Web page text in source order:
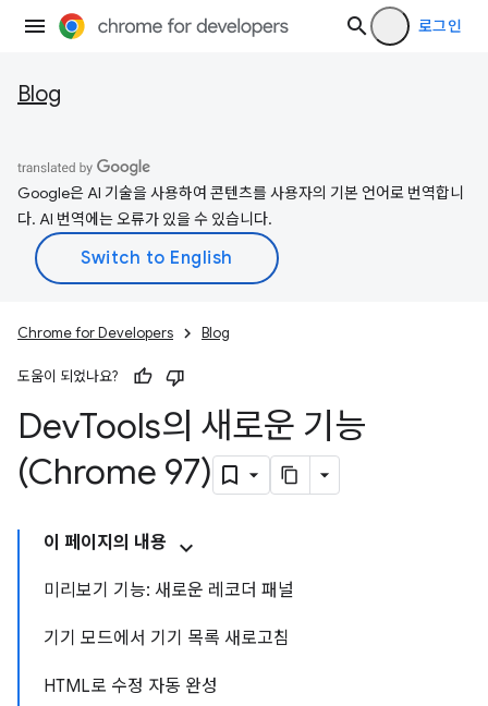
로그인
Blog
Google은 AI 기술을 사용하여 콘텐츠를 사용자의 기본 언어로 번역합니
다. AI 번역에는 오류가 있을 수 있습니다.
Chrome for Developers Blog
도움이 되었나요?
DevTools의 새로운 기능
(Chrome 97)
이 페이지의 내용
미리보기 기능: 새로운 레코더 패널
기기 모드에서 기기 목록 새로고침
HTML로 수정 자동 완성